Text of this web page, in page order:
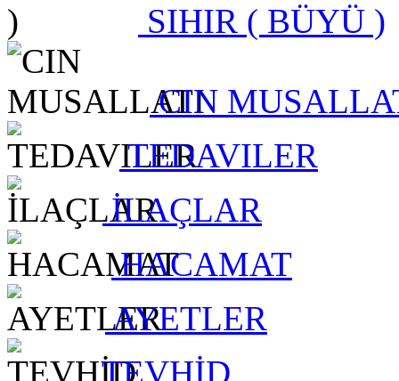
SIHIR ( BÜYÜ )
CIN
TEDAVILER
İLAÇLAR
HACAMAT
AYETLER
TEVHİD